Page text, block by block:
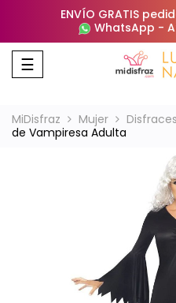
ENVÍO GRATIS
WhatsApp -
Navegación
de
☰
MiDisfraz Mujer
de Vampiresa Adulta